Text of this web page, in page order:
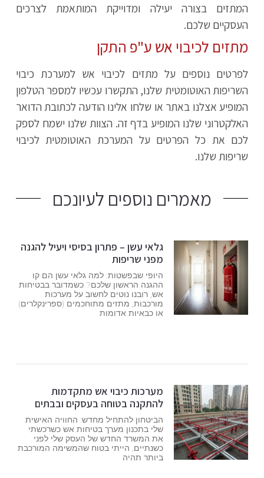
המתזים בצורה יעילה ומדוייקת המותאמת לצרכים
העסקיים שלכם.
מתזים לכיבוי אש ע"פ התקן
לפרטים נוספים על מתזים לכיבוי אש למערכת כיבוי
השריפות האוטומטית שלנו, התקשרו עכשיו למספר הטלפון
המופיע אצלנו באתר או שלחו אלינו הודעה לכתובת הדואר
האלקטרוני שלנו המופיע בדף זה. הצוות שלנו ישמח לספק
לכם את כל הפרטים על המערכת האוטומטית לכיבוי
שריפות שלנו.
מאמרים נוספים לעיונכם
גלאי עשן – פתרון בסיסי ויעיל להגנה
מפני שריפות
היופי שבפשטות: למה גלאי עשן הם קו
ההגנה הראשון שלכם? כשמדובר בבטיחות
אש, רובנו נוטים לחשוב על מערכות
מורכבות, מתזים מתוחכמים (ספרינקלרים)
או כבאיות אדומות
מערכות כיבוי אש מתקדמות
להתקנה בטוחה בעסקים ובבתים
הביטחון להתחיל מחדש: החוויה האישית
שלי בתכנון מערך בטיחות אש כשרכשתי
את המשרד החדש של העסק שלי לפני
כשנתיים, הייתי בטוח שהמשימה המורכבת
ביותר תהיה